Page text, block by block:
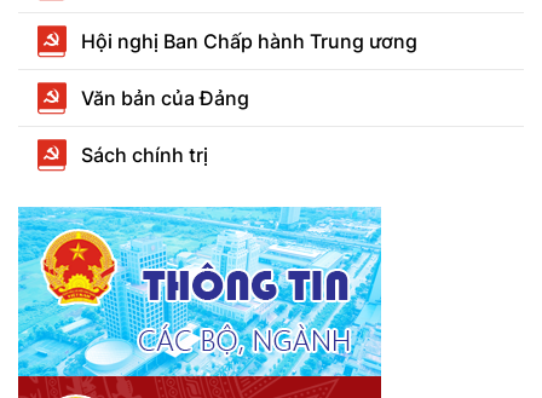
Hội nghị Ban Chấp hành Trung ương
Văn bản của Đảng
Sách chính trị